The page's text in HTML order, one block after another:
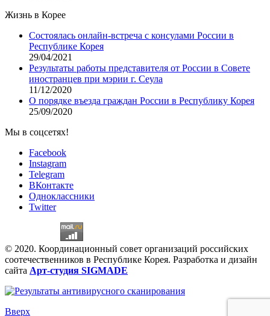
Жизнь в Корее
Состоялась онлайн-встреча с консулами России в
Республике Корея
29/04/2021
Результаты работы представителя от России в Совете
иностранцев при мэрии г. Сеула
11/12/2020
О порядке въезда граждан России в Республику Корея
25/09/2020
Мы в соцсетях!
Facebook
Instagram
Telegram
ВКонтакте
Одноклассники
Twitter
© 2020. Координационный совет организаций российских
соотечественников в Республике Корея. Разработка и дизайн
сайта Арт-студия SIGMADE
Вверх